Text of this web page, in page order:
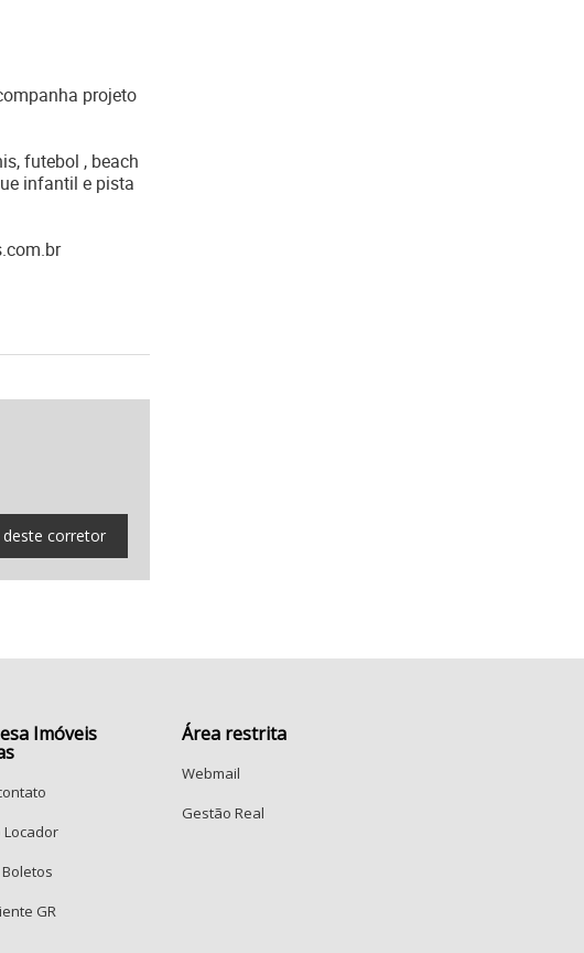
projeto
futebol , beach
infantil e pista
corretor
Imóveis
Locador
Boletos
GR
Área restrita
Webmail
Gestão Real